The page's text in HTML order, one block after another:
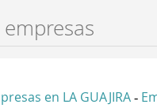
en LA GUAJIRA -